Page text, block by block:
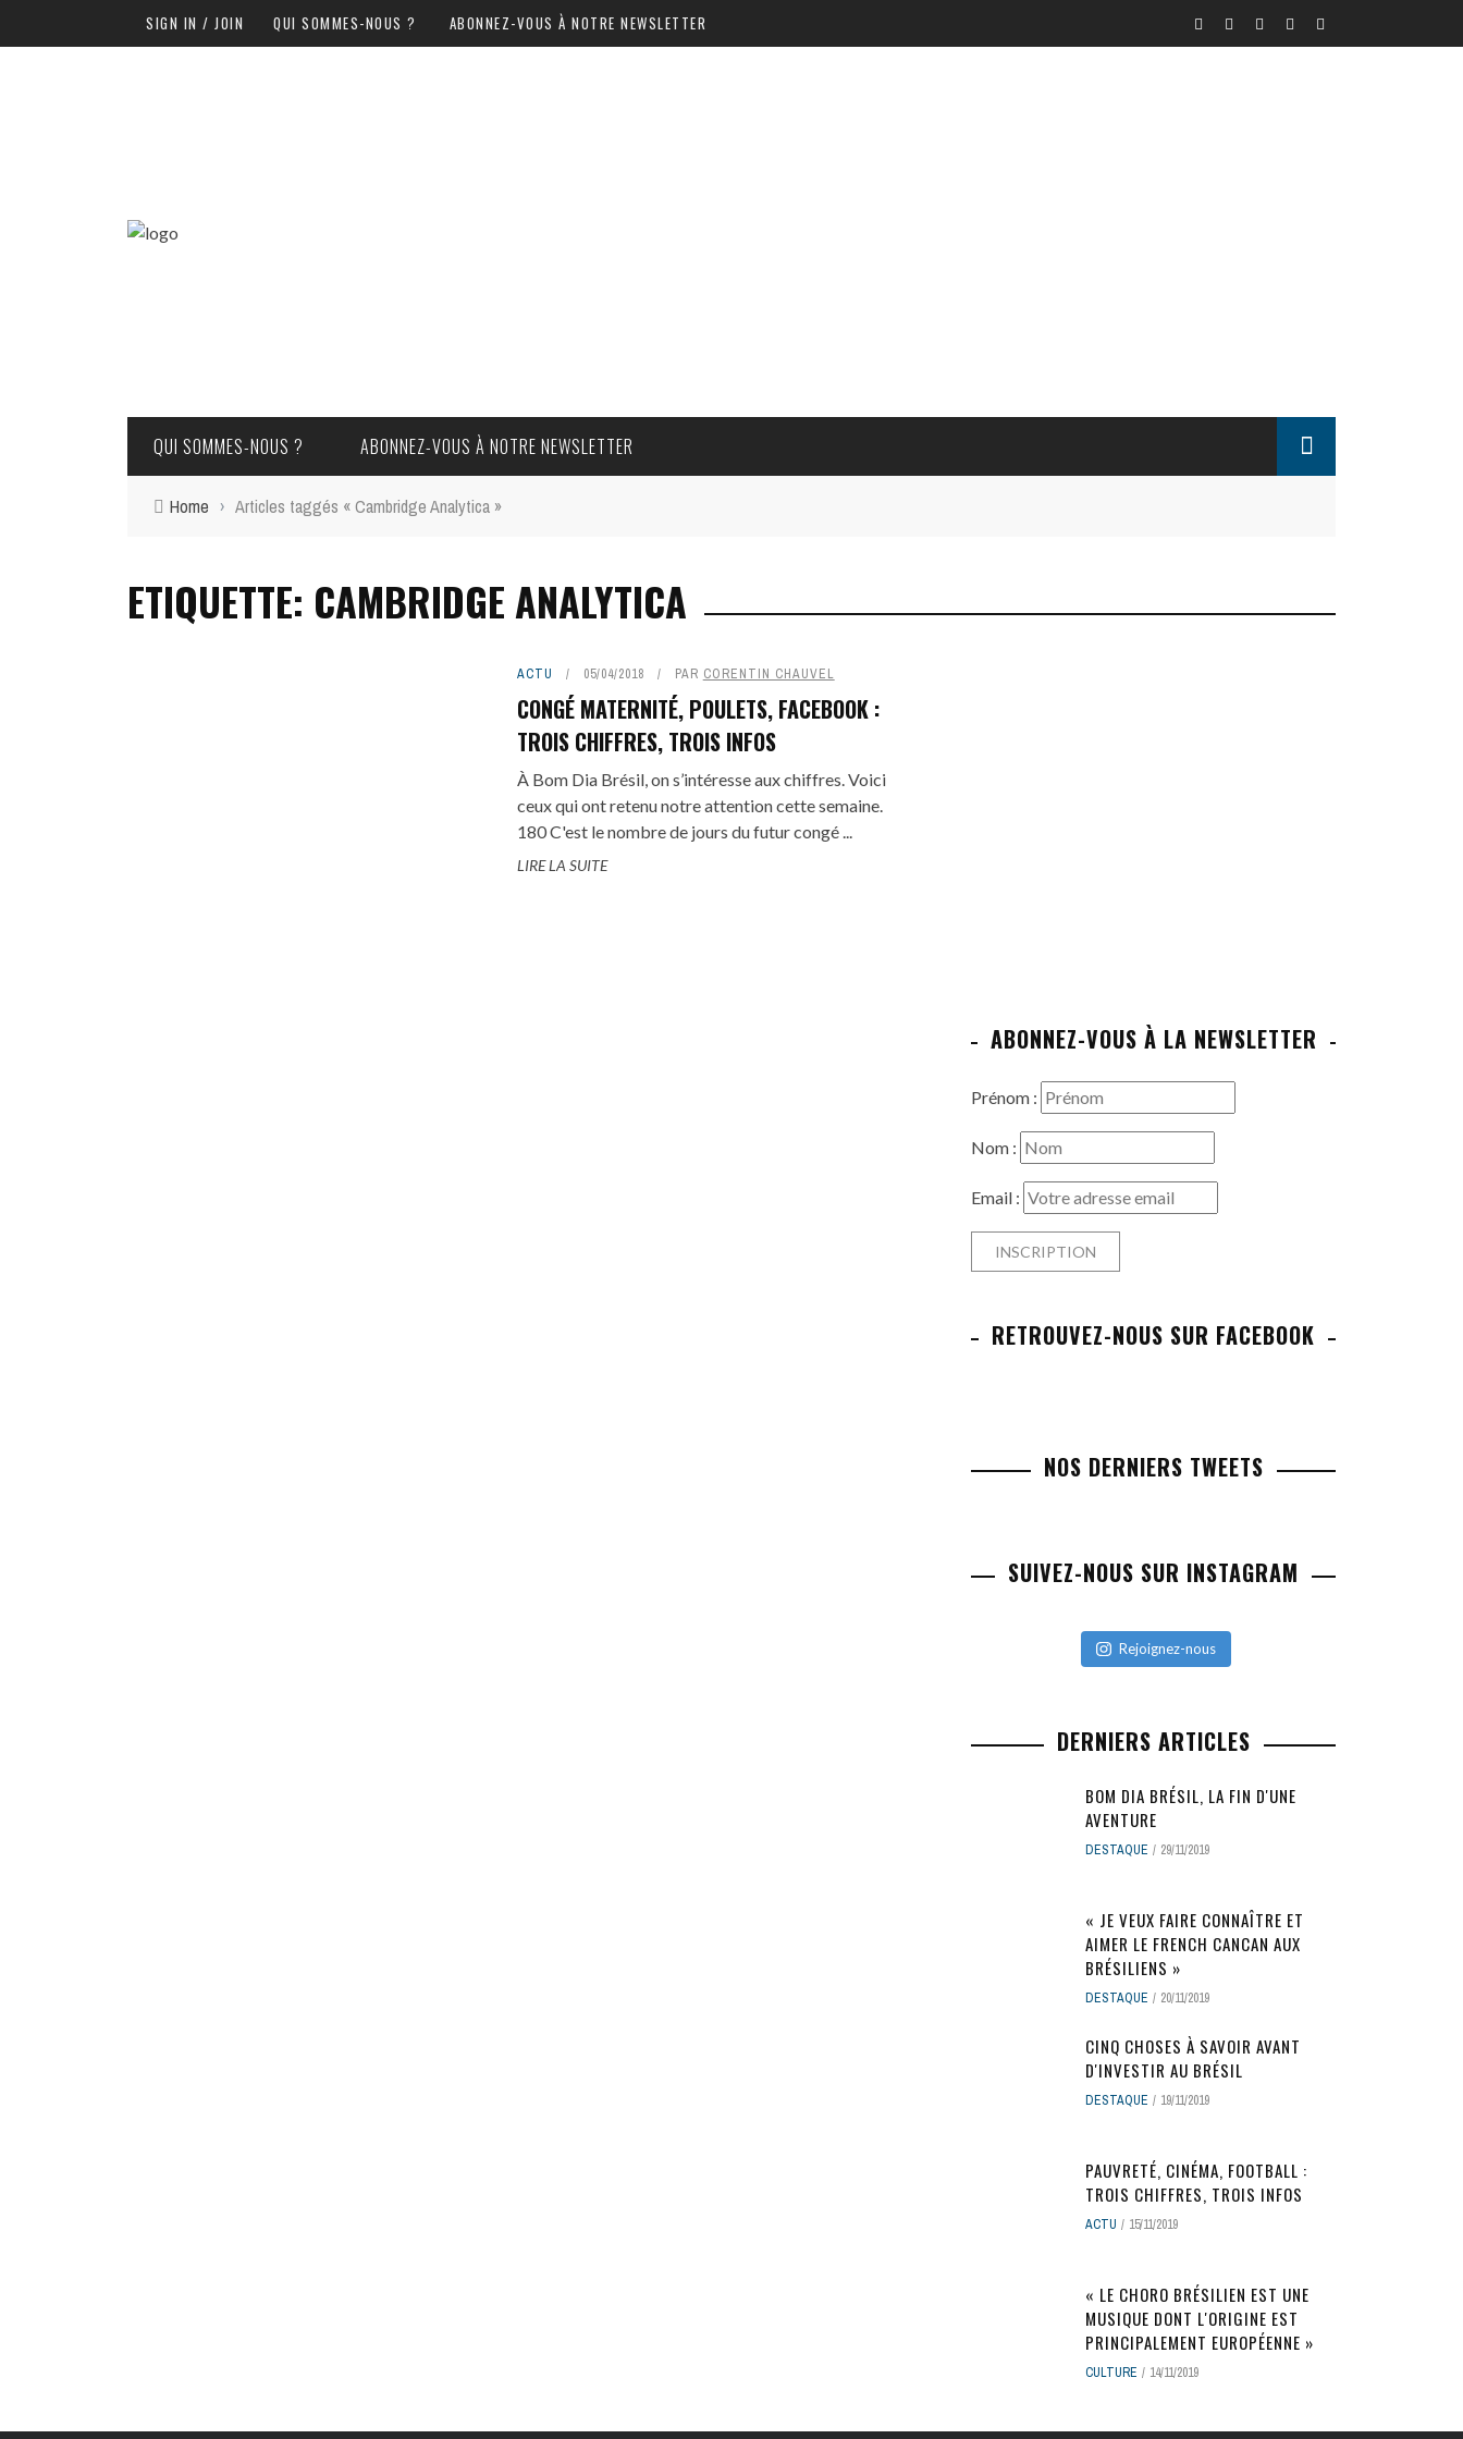
SIGN IN / JOIN QUI SOMMES-NOUS ? ABONNEZ-VOUS À NOTRE NEWSLETTER
QUI SOMMES-NOUS ? ABONNEZ-VOUS À NOTRE NEWSLETTER
Home › Articles taggés « Cambridge Analytica »
ETIQUETTE: CAMBRIDGE ANALYTICA
ACTU 05/04/2018 PAR CORENTIN CHAUVEL
CONGÉ MATERNITÉ, POULETS, FACEBOOK :
TROIS CHIFFRES, TROIS INFOS
À Bom Dia Brésil, on s’intéresse aux chiffres. Voici
ceux qui ont retenu notre attention cette semaine.
180 C'est le nombre de jours du futur congé ...
LIRE LA SUITE
ABONNEZ-VOUS À LA NEWSLETTER
Prénom :
Nom :
Email :
RETROUVEZ-NOUS SUR FACEBOOK
NOS DERNIERS TWEETS
SUIVEZ-NOUS SUR INSTAGRAM
Rejoignez-nous
DERNIERS ARTICLES
BOM DIA BRÉSIL, LA FIN D'UNE
AVENTURE
DESTAQUE 29/11/2019
« JE VEUX FAIRE CONNAÎTRE ET
AIMER LE FRENCH CANCAN AUX
BRÉSILIENS »
DESTAQUE 20/11/2019
CINQ CHOSES À SAVOIR AVANT
D'INVESTIR AU BRÉSIL
DESTAQUE 19/11/2019
PAUVRETÉ, CINÉMA, FOOTBALL :
TROIS CHIFFRES, TROIS INFOS
ACTU 15/11/2019
« LE CHORO BRÉSILIEN EST UNE
MUSIQUE DONT L'ORIGINE EST
PRINCIPALEMENT EUROPÉENNE »
CULTURE 14/11/2019